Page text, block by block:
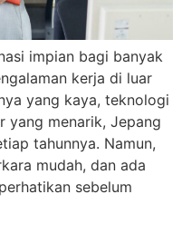
impian bagi banyak
kerja di luar
yang kaya, teknologi
yang menarik, Jepang
tahunnya. Namun,
mudah, dan ada
sebelum